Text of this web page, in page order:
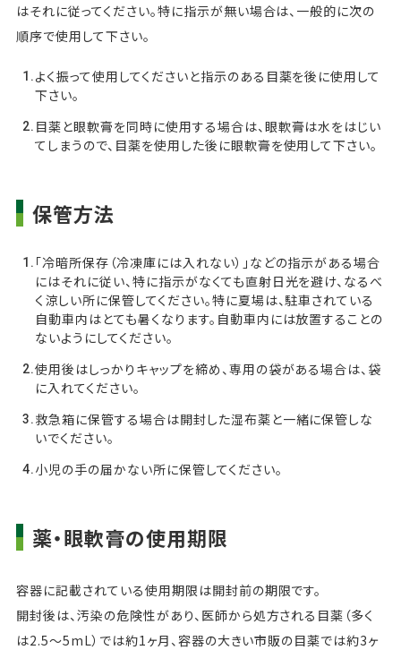
はそれに従ってください。特に指示が無い場合は、一般的に次の
順序で使用して下さい。
よく振って使用してくださいと指示のある目薬を後に使用して
下さい。
目薬と眼軟膏を同時に使用する場合は、眼軟膏は水をはじい
てしまうので、目薬を使用した後に眼軟膏を使用して下さい。
保管方法
「冷暗所保存（冷凍庫には入れない）」などの指示がある場合
にはそれに従い、特に指示がなくても直射日光を避け、なるべ
く涼しい所に保管してください。特に夏場は、駐車されている
自動車内はとても暑くなります。自動車内には放置することの
ないようにしてください。
使用後はしっかりキャップを締め、専用の袋がある場合は、袋
に入れてください。
救急箱に保管する場合は開封した湿布薬と一緒に保管しな
いでください。
小児の手の届かない所に保管してください。
薬・眼軟膏の使用期限
容器に記載されている使用期限は開封前の期限です。
開封後は、汚染の危険性があり、医師から処方される目薬（多く
は2.5～5mL）では約1ヶ月、容器の大きい市販の目薬では約3ヶ